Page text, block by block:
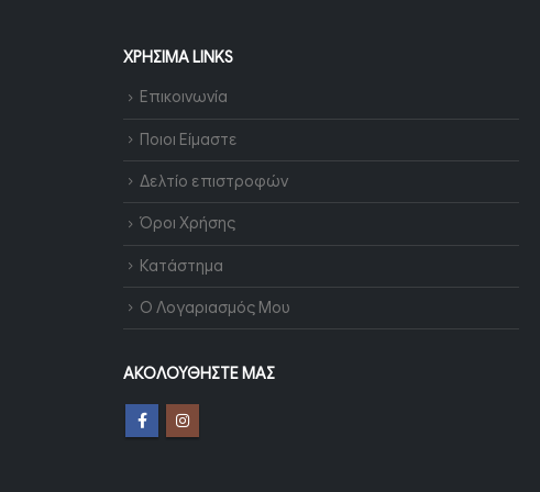
ΧΡΉΣΙΜΑ LINKS
Επικοινωνία
Ποιοι Είμαστε
Δελτίο επιστροφών
Όροι Χρήσης
Κατάστημα
Ο Λογαριασμός Μου
ΑΚΟΛΟΥΘΉΣΤΕ ΜΑΣ